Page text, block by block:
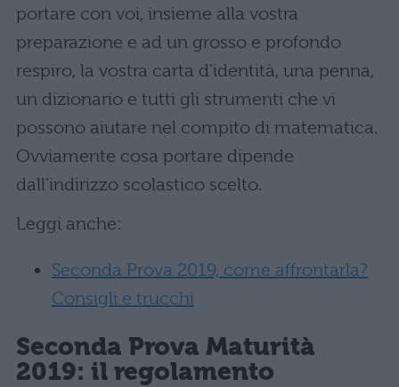
portare con voi, insieme alla vostra
preparazione e ad un grosso e profondo
respiro, la vostra carta d’identità, una penna,
un dizionario e tutti gli strumenti che vi
possono aiutare nel compito di matematica.
Ovviamente cosa portare dipende
dall’indirizzo scolastico scelto.
Leggi anche:
Seconda Prova 2019, come affrontarla?
Consigli e trucchi
Seconda Prova Maturità
2019: il regolamento